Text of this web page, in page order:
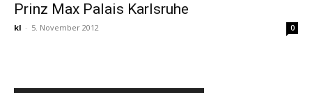
Prinz Max Palais Karlsruhe
kl - 5. November 2012 0